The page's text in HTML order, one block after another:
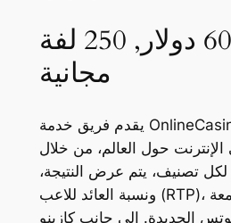
مكافأة 6000 دولار, 250 لفة
مجانية
يقدم فريق خدمة OnlineCasinos.com أفضل
الإنترنت حول العالم، من خلال
تصنيف، يتم عرض النتيجة،
ونسبة العائد للاعب (RTP)، بالإضافة إلى سمعة
الجديدة. إلى جانب كازينو